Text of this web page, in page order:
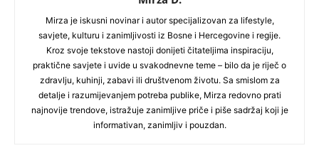
Mirza je iskusni novinar i autor specijalizovan za lifestyle,
savjete, kulturu i zanimljivosti iz Bosne i Hercegovine i regije.
Kroz svoje tekstove nastoji donijeti čitateljima inspiraciju,
praktične savjete i uvide u svakodnevne teme – bilo da je riječ o
zdravlju, kuhinji, zabavi ili društvenom životu. Sa smislom za
detalje i razumijevanjem potreba publike, Mirza redovno prati
najnovije trendove, istražuje zanimljive priče i piše sadržaj koji je
informativan, zanimljiv i pouzdan.